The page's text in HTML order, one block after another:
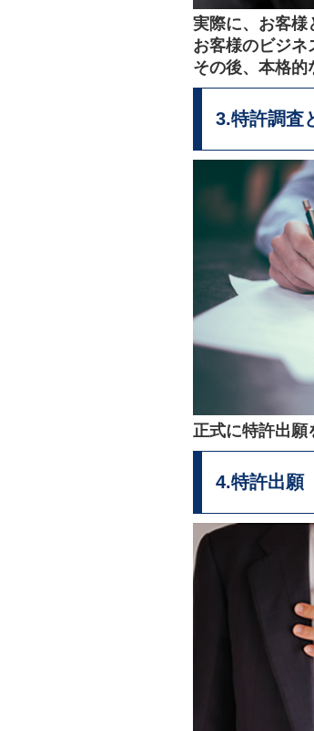
実際に、お客様
お客様のビジ
その後、本格的
3.特許調査
正式に特許出願
4.特許出願